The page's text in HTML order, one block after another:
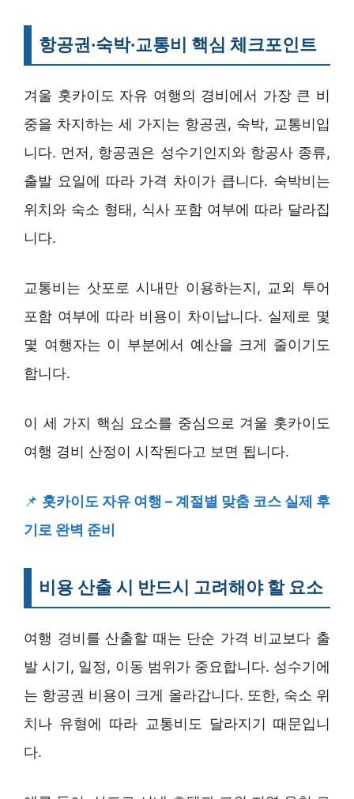
항공권·숙박·교통비 핵심 체크포인트
겨울 홋카이도 자유 여행의 경비에서 가장 큰 비
중을 차지하는 세 가지는 항공권, 숙박, 교통비입
니다. 먼저, 항공권은 성수기인지와 항공사 종류,
출발 요일에 따라 가격 차이가 큽니다. 숙박비는
위치와 숙소 형태, 식사 포함 여부에 따라 달라집
니다.
교통비는 삿포로 시내만 이용하는지, 교외 투어
포함 여부에 따라 비용이 차이납니다. 실제로 몇
몇 여행자는 이 부분에서 예산을 크게 줄이기도
합니다.
이 세 가지 핵심 요소를 중심으로 겨울 홋카이도
여행 경비 산정이 시작된다고 보면 됩니다.
📌 홋카이도 자유 여행 – 계절별 맞춤 코스 실제 후
기로 완벽 준비
비용 산출 시 반드시 고려해야 할 요소
여행 경비를 산출할 때는 단순 가격 비교보다 출
발 시기, 일정, 이동 범위가 중요합니다. 성수기에
는 항공권 비용이 크게 올라갑니다. 또한, 숙소 위
치나 유형에 따라 교통비도 달라지기 때문입니
다.